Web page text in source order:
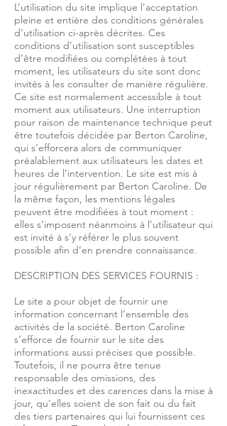
L’utilisation du site implique l’acceptation
pleine et entière des conditions générales
d’utilisation ci-après décrites. Ces
conditions d’utilisation sont susceptibles
d’être modifiées ou complétées à tout
moment, les utilisateurs du site sont donc
invités à les consulter de manière régulière.
Ce site est normalement accessible à tout
moment aux utilisateurs. Une interruption
pour raison de maintenance technique peut
être toutefois décidée par Berton Caroline,
qui s’efforcera alors de communiquer
préalablement aux utilisateurs les dates et
heures de l’intervention. Le site est mis à
jour régulièrement par Berton Caroline. De
la même façon, les mentions légales
peuvent être modifiées à tout moment :
elles s’imposent néanmoins à l’utilisateur qui
est invité à s’y référer le plus souvent
possible afin d’en prendre connaissance.
DESCRIPTION DES SERVICES FOURNIS :
Le site a pour objet de fournir une
information concernant l’ensemble des
activités de la société. Berton Caroline
s’efforce de fournir sur le site des
informations aussi précises que possible.
Toutefois, il ne pourra être tenue
responsable des omissions, des
inexactitudes et des carences dans la mise à
jour, qu’elles soient de son fait ou du fait
des tiers partenaires qui lui fournissent ces